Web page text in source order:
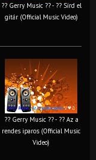
?? Gerry Music ?? - ?? Sírd el
gitár (Official Music Video)
?? Gerry Music ?? - ?? Az a
rendes iparos (Official Music
Video)